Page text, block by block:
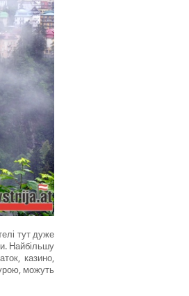
тут дуже
Найбільшу
казино,
можуть